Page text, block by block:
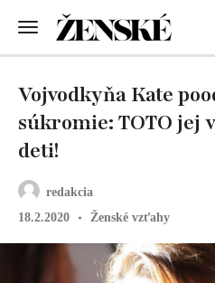
redakcia
18.2.2020
Ženské vzťahy
Vojvodkyňa Kate
súkromie: TOTO jej
deti!